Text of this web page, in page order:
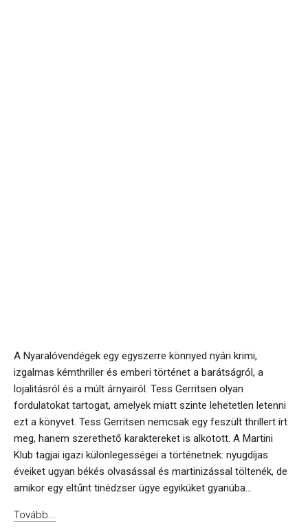
A Nyaralóvendégek egy egyszerre könnyed nyári krimi,
izgalmas kémthriller és emberi történet a barátságról, a
lojalitásról és a múlt árnyairól. Tess Gerritsen olyan
fordulatokat tartogat, amelyek miatt szinte lehetetlen letenni
ezt a könyvet. Tess Gerritsen nemcsak egy feszült thrillert írt
meg, hanem szerethető karaktereket is alkotott. A Martini
Klub tagjai igazi különlegességei a történetnek: nyugdíjas
éveiket ugyan békés olvasással és martinizással töltenék, de
amikor egy eltűnt tinédzser ügye egyiküket gyanúba...
Tovább...